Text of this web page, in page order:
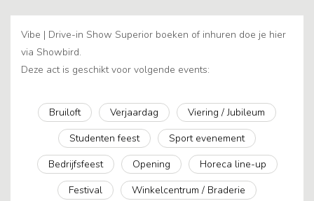
Vibe | Drive-in Show Superior boeken of inhuren doe je hier
via Showbird.
Deze act is geschikt voor volgende events:
Bruiloft Verjaardag
Viering / Jubileum
Studenten feest
Sport evenement
Bedrijfsfeest
Opening
Horeca line-up
Festival
Winkelcentrum / Braderie